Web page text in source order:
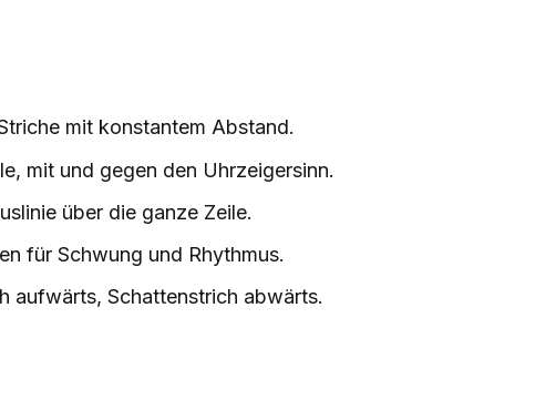
mit konstantem Abstand.
mit und gegen den Uhrzeigersinn.
über die ganze Zeile.
für Schwung und Rhythmus.
aufwärts, Schattenstrich abwärts.